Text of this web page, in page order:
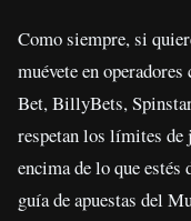
Como siempre, si
muévete en
Bet, BillyBets,
respetan los límites
encima de lo que
guía de apuestas del